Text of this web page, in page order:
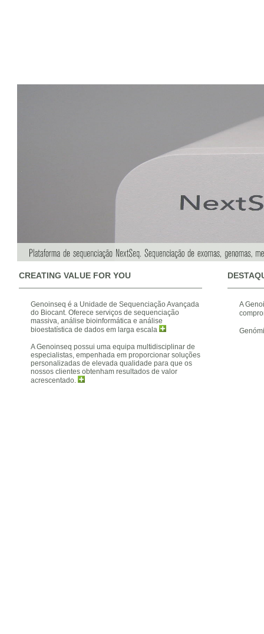
CREATING VALUE FOR YOU
Genoinseq é a Unidade de Sequenciação Avançada
do Biocant. Oferece serviços de sequenciação
massiva, análise bioinformática e análise
bioestatística de dados em larga escala
A Genoinseq possui uma equipa multidisciplinar de
especialistas, empenhada em proporcionar soluções
personalizadas de elevada qualidade para que os
nossos clientes obtenham resultados de valor
acrescentado.
A